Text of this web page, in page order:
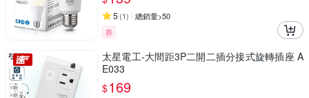
5 (1) 總銷量>50
券
太星電工-大間距3P二開二插分接式旋轉插座 A
E033
$169